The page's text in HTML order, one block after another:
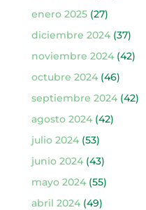
enero 2025(27)
diciembre 2024(37)
noviembre 2024(42)
octubre 2024(46)
septiembre 2024(42)
agosto 2024(42)
julio 2024(53)
junio 2024(43)
mayo 2024(55)
abril 2024(49)